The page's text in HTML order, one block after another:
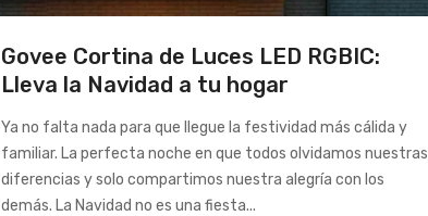
Govee Cortina de Luces LED RGBIC:
Lleva la Navidad a tu hogar
Ya no falta nada para que llegue la festividad más cálida y
familiar. La perfecta noche en que todos olvidamos nuestras
diferencias y solo compartimos nuestra alegría con los
demás. La Navidad no es una fiesta...